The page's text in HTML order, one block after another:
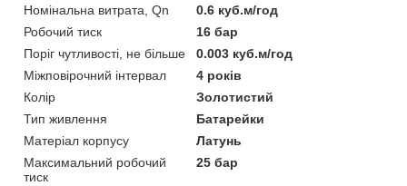
Номінальна витрата, Qn
0.6 куб.м/год
Робочий тиск
16 бар
Поріг чутливості, не більше
0.003 куб.м/год
Міжповірочний інтервал
4 років
Колір
Золотистий
Тип живлення
Батарейки
Матеріал корпусу
Латунь
Максимальний робочий
тиск
25 бар